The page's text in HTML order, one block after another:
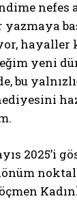
nefes
hayaller
yeni
bu
2025’i